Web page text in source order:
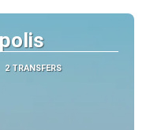
2 TRANSFERS